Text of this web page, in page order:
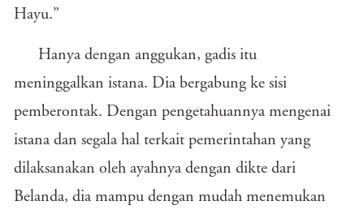
Hayu.”
Hanya dengan anggukan, gadis itu
meninggalkan istana. Dia bergabung ke sisi
pemberontak. Dengan pengetahuannya mengenai
istana dan segala hal terkait pemerintahan yang
dilaksanakan oleh ayahnya dengan dikte dari
Belanda, dia mampu dengan mudah menemukan